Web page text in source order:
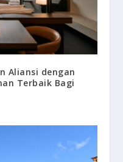
Aliansi dengan
Terbaik Bagi